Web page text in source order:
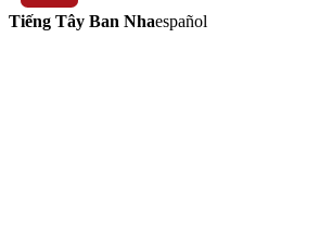
Tiếng Tây Ban Nhaespañol